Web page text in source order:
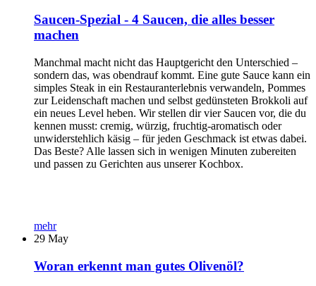
Saucen-Spezial - 4 Saucen, die alles besser
machen
Manchmal macht nicht das Hauptgericht den Unterschied –
sondern das, was obendrauf kommt. Eine gute Sauce kann ein
simples Steak in ein Restauranterlebnis verwandeln, Pommes
zur Leidenschaft machen und selbst gedünsteten Brokkoli auf
ein neues Level heben. Wir stellen dir vier Saucen vor, die du
kennen musst: cremig, würzig, fruchtig-aromatisch oder
unwiderstehlich käsig – für jeden Geschmack ist etwas dabei.
Das Beste? Alle lassen sich in wenigen Minuten zubereiten
und passen zu Gerichten aus unserer Kochbox.
mehr
29 May
Woran erkennt man gutes Olivenöl?